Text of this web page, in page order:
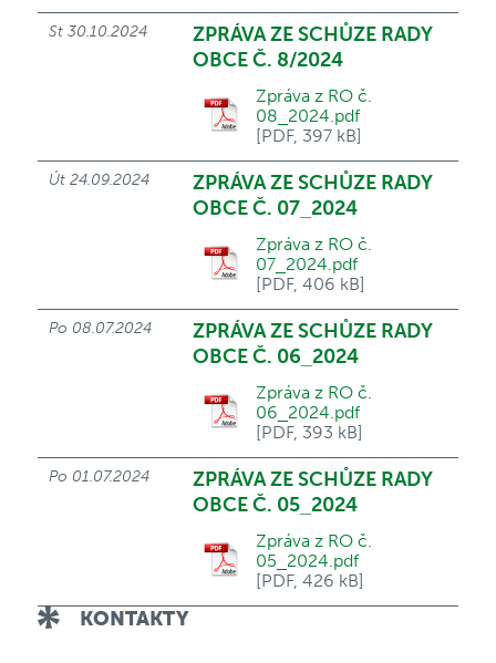
St 30.10.2024
ZPRÁVA ZE SCHŮZE RADY
OBCE Č. 8/2024
Zpráva z RO č.
08_2024.pdf
[PDF, 397 kB]
Út 24.09.2024
ZPRÁVA ZE SCHŮZE RADY
OBCE Č. 07_2024
Zpráva z RO č.
07_2024.pdf
[PDF, 406 kB]
Po 08.07.2024
ZPRÁVA ZE SCHŮZE RADY
OBCE Č. 06_2024
Zpráva z RO č.
06_2024.pdf
[PDF, 393 kB]
Po 01.07.2024
ZPRÁVA ZE SCHŮZE RADY
OBCE Č. 05_2024
Zpráva z RO č.
05_2024.pdf
[PDF, 426 kB]
KONTAKTY